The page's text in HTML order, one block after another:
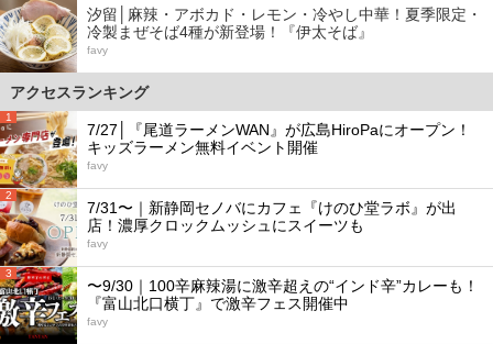
汐留│麻辣・アボカド・レモン・冷やし中華！夏季限定・
冷製まぜそば4種が新登場！『伊太そば』
favy
アクセスランキング
1
7/27│『尾道ラーメンWAN』が広島HiroPaにオープン！
キッズラーメン無料イベント開催
favy
2
7/31〜｜新静岡セノバにカフェ『けのひ堂ラボ』が出
店！濃厚クロックムッシュにスイーツも
favy
3
〜9/30｜100辛麻辣湯に激辛超えの“インド辛”カレーも！
『富山北口横丁』で激辛フェス開催中
favy